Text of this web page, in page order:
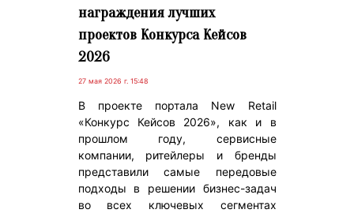
награждения лучших
проектов Конкурса Кейсов
2026
27 мая 2026 г. 15:48
В проекте портала New Retail
«Конкурс Кейсов 2026», как и в
прошлом году, сервисные
компании, ритейлеры и бренды
представили самые передовые
подходы в решении бизнес-задач
во всех ключевых сегментах